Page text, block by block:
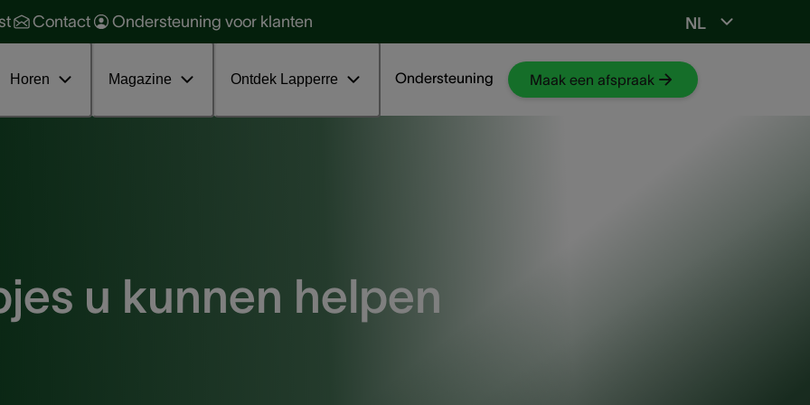
Contact Ondersteuning voor klanten NL
Horen Magazine Ontdek Lapperre Ondersteuning Maak een afspraak
en soorten
en behandelen
Ga naar NKO-web
u kunnen helpen